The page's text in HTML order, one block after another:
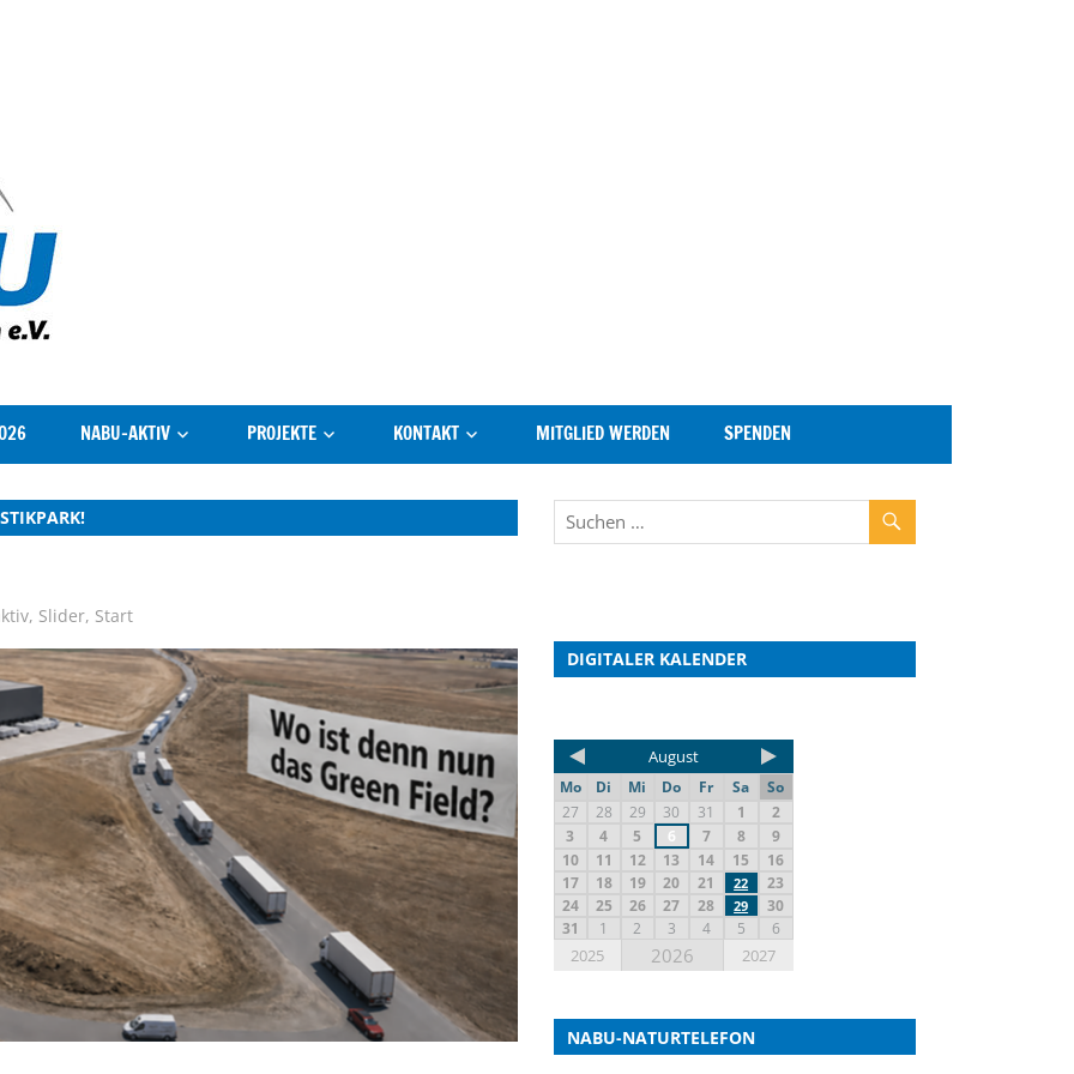
NABU-AKTIV PROJEKTE KONTAKT MITGLIED WERDEN SPENDEN
, Slider, Start
DIGITALER KALENDER
August
Mo Di Mi Do Fr Sa
So
27
28 29 30 31 1
2
3
4 5 6 7 8
9
10
11 12 13 14 15
16
17
18 19 20 21 22
23
24
25 26 27 28 29
30
31
1 2 3 4 5 6
2025 2026 2027
NABU-NATURTELEFON